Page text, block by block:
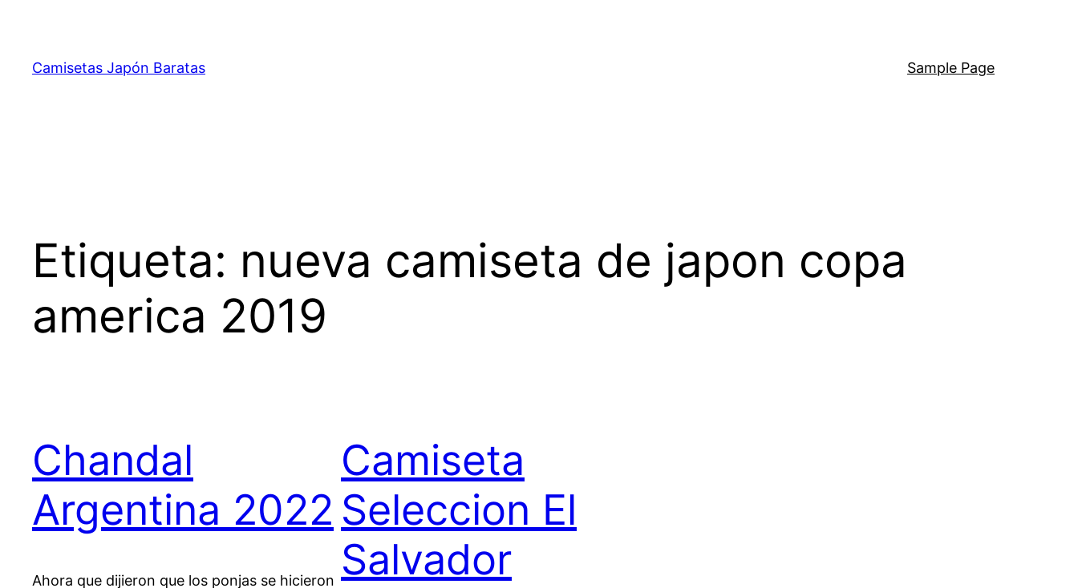
contenido
Camisetas Japón Baratas Sample Page
Etiqueta: nueva camiseta de japon copa
america 2019
Chandal
Argentina 2022
Ahora que dijieron que los ponjas se hicieron
Camiseta
Seleccion El
Salvador